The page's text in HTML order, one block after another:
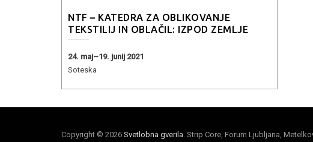
NTF – KATEDRA ZA OBLIKOVANJE
TEKSTILIJ IN OBLAČIL: IZPOD ZEMLJE
24. maj–19. junij 2021
Soteska
Copyright © 2026 Svetlobna gverila . Strip Core, Forum Ljubljana,